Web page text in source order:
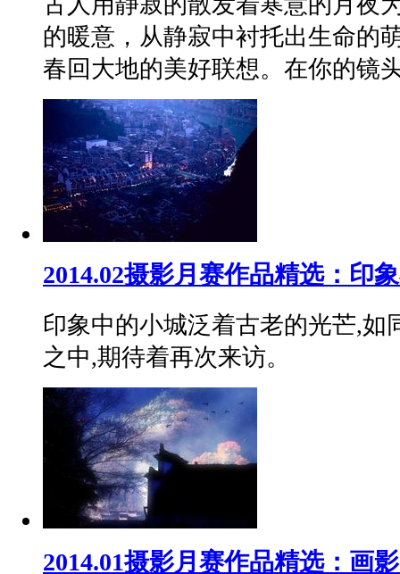
的暖意，从静寂中衬托出生命的
春回大地的美好联想。在你的
2014.02摄影月赛作品精选：印
印象中的小城泛着古老的光芒,如
之中,期待着再次来访。
2014.01摄影月赛作品精选：画